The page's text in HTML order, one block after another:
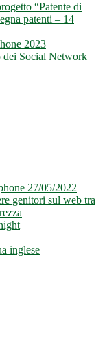
“Patente di
patenti – 14
2023
Social Network
27/05/2022
genitori sul web tra
inglese